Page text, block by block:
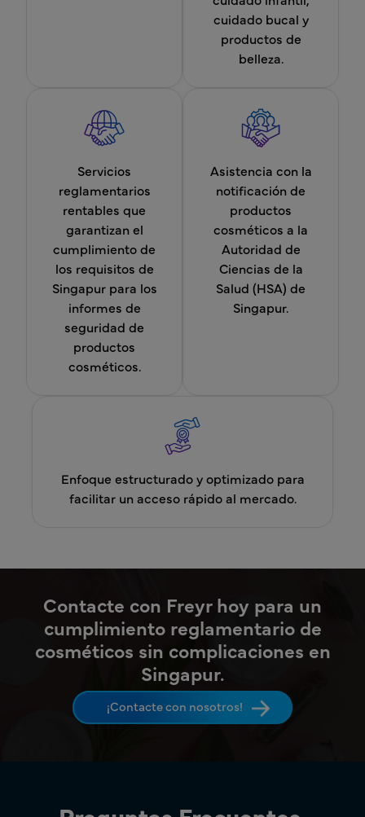
cuidado bucal y
productos de
belleza.
Servicios
reglamentarios
rentables que
garantizan el
cumplimiento de
los requisitos de
Singapur para los
informes de
seguridad de
productos
cosméticos.
Asistencia con la
notificación de
productos
cosméticos a la
Autoridad de
Ciencias de la
Salud (HSA) de
Singapur.
Enfoque estructurado y optimizado para
facilitar un acceso rápido al mercado.
Contacte con Freyr hoy para un
cumplimiento reglamentario de
cosméticos sin complicaciones en
Singapur.
¡Contacte con nosotros!